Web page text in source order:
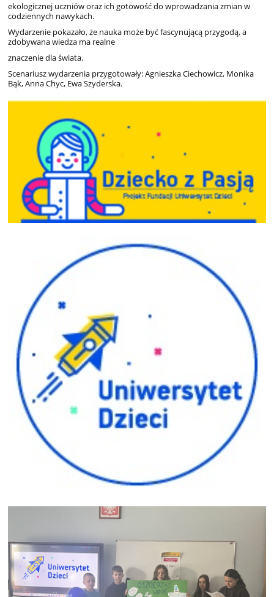
ekologicznej ucznióworaz ichgotowośćdo wprowadzaniazmian w
codziennych nawykach.
Wydarzenie pokazało,że nauka może byćfascynującą przygodą, a
zdobywanawiedza ma realne
znaczeniedlaświata.
Scenariuszwydarzenia przygotowały:Agnieszka Ciechowicz, Monika
Bąk, Anna Chyc, EwaSzyderska.